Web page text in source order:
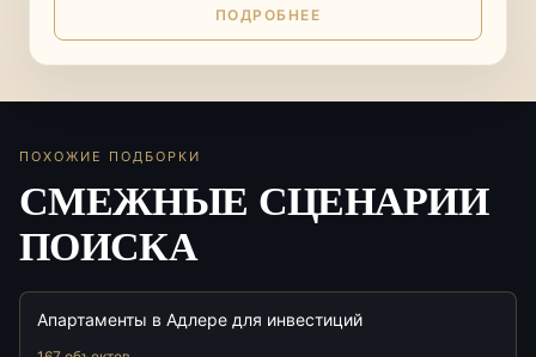
ПОДРОБНЕЕ
ПОХОЖИЕ ПОДБОРКИ
СМЕЖНЫЕ СЦЕНАРИИ
ПОИСКА
Апартаменты в Адлере для инвестиций